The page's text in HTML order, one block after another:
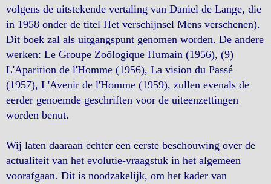
volgens de uitstekende vertaling van Daniel de Lange, die
in 1958 onder de titel Het verschijnsel Mens verschenen).
Dit boek zal als uitgangspunt genomen worden. De andere
werken: Le Groupe Zoölogique Humain (1956), (9)
L'Aparition de l'Homme (1956), La vision du Passé
(1957), L'Avenir de l'Homme (1959), zullen evenals de
eerder genoemde geschriften voor de uiteenzettingen
worden benut.
Wij laten daaraan echter een eerste beschouwing over de
actualiteit van het evolutie-vraagstuk in het algemeen
voorafgaan. Dit is noodzakelijk, om het kader van